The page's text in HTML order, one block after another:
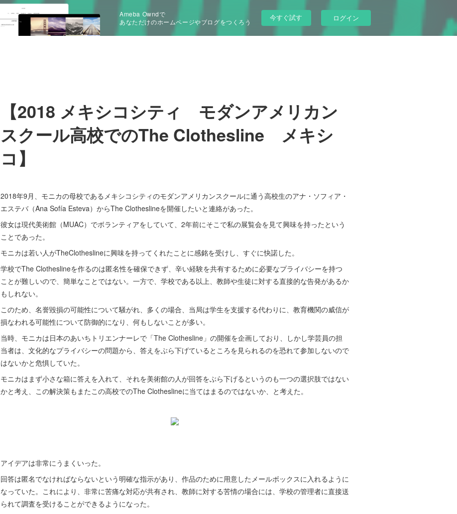
Ameba Owndで
あなただけのホームページやブログをつくろう
今すぐ試す ログイン
【2018 メキシコシティ モダンアメリカン
スクール高校でのThe Clothesline メキシ
コ】
2018年9月、モニカの母校であるメキシコシティのモダンアメリカンスクールに通う高校生のアナ・ソフィア・
エステバ（Ana Sofía Esteva）からThe Clotheslineを開催したいと連絡があった。
彼女は現代美術館（MUAC）でボランティアをしていて、2年前にそこで私の展覧会を見て興味を持ったという
ことであった。
モニカは若い人がTheClotheslineに興味を持ってくれたことに感銘を受けし、すぐに快諾した。
学校でThe Clotheslineを作るのは匿名性を確保できず、辛い経験を共有するために必要なプライバシーを持つ
ことが難しいので、簡単なことではない。一方で、学校である以上、教師や生徒に対する直接的な告発があるか
もしれない。
このため、名誉毀損の可能性について騒がれ、多くの場合、当局は学生を支援する代わりに、教育機関の威信が
損なわれる可能性について防御的になり、何もしないことが多い。
当時、モニカは日本のあいちトリエンナーレで「The Clothesline」の開催を企画しており、しかし学芸員の担
当者は、文化的なプライバシーの問題から、答えをぶら下げているところを見られるのを恐れて参加しないので
はないかと危惧していた。
モニカはまず小さな箱に答えを入れて、それを美術館の人が回答をぶら下げるというのも一つの選択肢ではない
かと考え、この解決策もまたこの高校でのThe Clotheslineに当てはまるのではないか、と考えた。
アイデアは非常にうまくいった。
回答は匿名でなければならないという明確な指示があり、作品のために用意したメールボックスに入れるように
なっていた。これにより、非常に苦痛な対応が共有され、教師に対する苦情の場合には、学校の管理者に直接送
られて調査を受けることができるようになった。